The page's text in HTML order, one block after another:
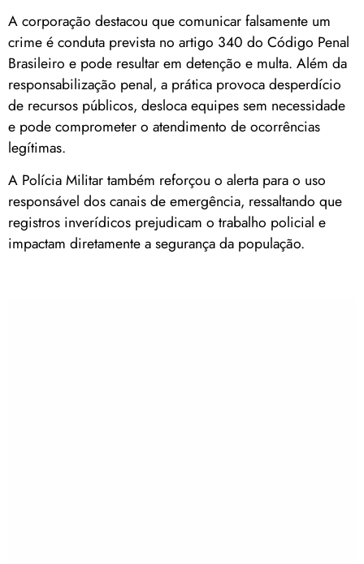
A corporação destacou que comunicar falsamente um
crime é conduta prevista no artigo 340 do Código Penal
Brasileiro e pode resultar em detenção e multa. Além da
responsabilização penal, a prática provoca desperdício
de recursos públicos, desloca equipes sem necessidade
e pode comprometer o atendimento de ocorrências
legítimas.
A Polícia Militar também reforçou o alerta para o uso
responsável dos canais de emergência, ressaltando que
registros inverídicos prejudicam o trabalho policial e
impactam diretamente a segurança da população.